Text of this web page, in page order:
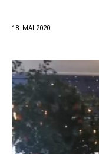
18. MAI 2020